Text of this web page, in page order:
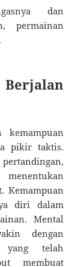
dan
permainan
pikir taktis.
Kemampuan
diri dalam
Mental
dengan
telah
membuat